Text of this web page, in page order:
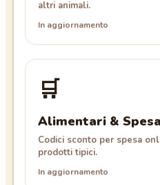
altri animali.
In aggiornamento
🛒
Alimentari & Spesa
Codici sconto per spesa
prodotti tipici.
In aggiornamento